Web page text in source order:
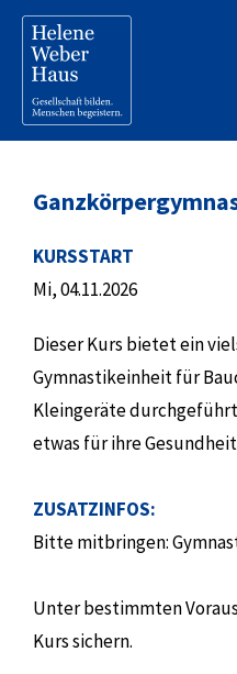
KURSSTART
Mi, 04.11.2026
Dieser Kurs bietet ein
Gymnastikeinheit für
Kleingeräte
etwas für ihre
ZUSATZINFOS:
Bitte mitbringen:
Unter bestimmten
Kurs sichern.